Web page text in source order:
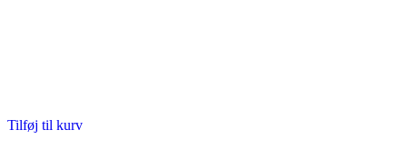
Tilføj til kurv